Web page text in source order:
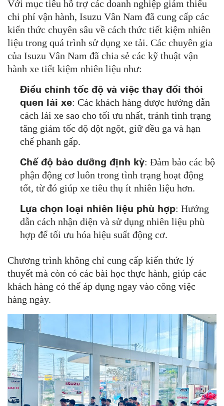
Với mục tiêu hỗ trợ các doanh nghiệp giảm thiểu
chi phí vận hành, Isuzu Vân Nam đã cung cấp các
kiến thức chuyên sâu về cách thức tiết kiệm nhiên
liệu trong quá trình sử dụng xe tải. Các chuyên gia
của Isuzu Vân Nam đã chia sẻ các kỹ thuật vận
hành xe tiết kiệm nhiên liệu như:
Điều chỉnh tốc độ và việc thay đổi thói
quen lái xe: Các khách hàng được hướng dẫn
cách lái xe sao cho tối ưu nhất, tránh tình trạng
tăng giảm tốc độ đột ngột, giữ đều ga và hạn
chế phanh gấp.
Chế độ bảo dưỡng định kỳ: Đảm bảo các bộ
phận động cơ luôn trong tình trạng hoạt động
tốt, từ đó giúp xe tiêu thụ ít nhiên liệu hơn.
Lựa chọn loại nhiên liệu phù hợp: Hướng
dẫn cách nhận diện và sử dụng nhiên liệu phù
hợp để tối ưu hóa hiệu suất động cơ.
Chương trình không chỉ cung cấp kiến thức lý
thuyết mà còn có các bài học thực hành, giúp các
khách hàng có thể áp dụng ngay vào công việc
hàng ngày.